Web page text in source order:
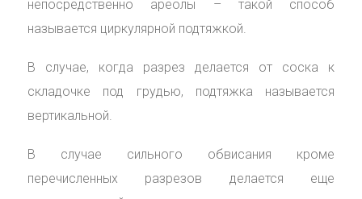
непосредственно ареолы – такой способ
называется циркулярной подтяжкой.
В случае, когда разрез делается от соска к
складочке под грудью, подтяжка называется
вертикальной.
В случае сильного обвисания кроме
перечисленных разрезов делается еще